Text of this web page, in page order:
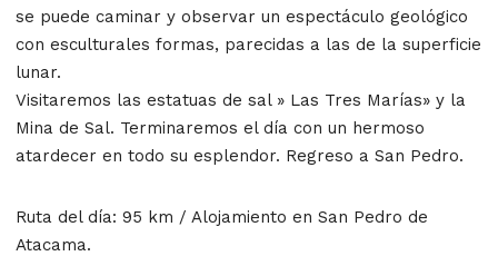
se puede caminar y observar un espectáculo geológico
con esculturales formas, parecidas a las de la superficie
lunar.
Visitaremos las estatuas de sal » Las Tres Marías» y la
Mina de Sal. Terminaremos el día con un hermoso
atardecer en todo su esplendor. Regreso a San Pedro.
Ruta del día: 95 km / Alojamiento en San Pedro de
Atacama.